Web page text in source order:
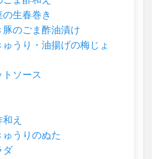
生春巻き
豚のごま酢油漬け
うり・油揚げの梅じょ
トソース
え
うりのぬた
ダ